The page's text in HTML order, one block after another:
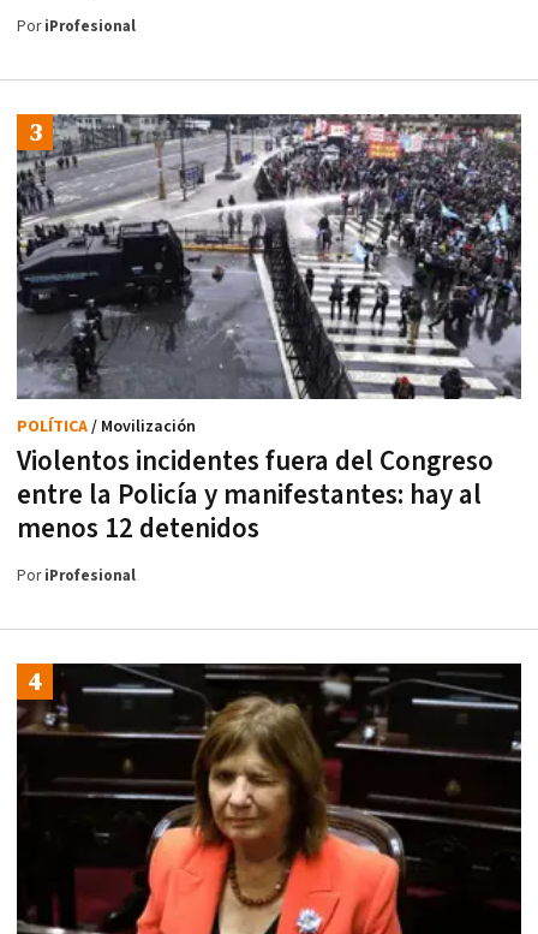
PoriProfesional
Violentos incidentes fuera del Congreso
entre la Policía y manifestantes: hay al
menos 12 detenidos
POLÍTICA/ Movilización
PoriProfesional